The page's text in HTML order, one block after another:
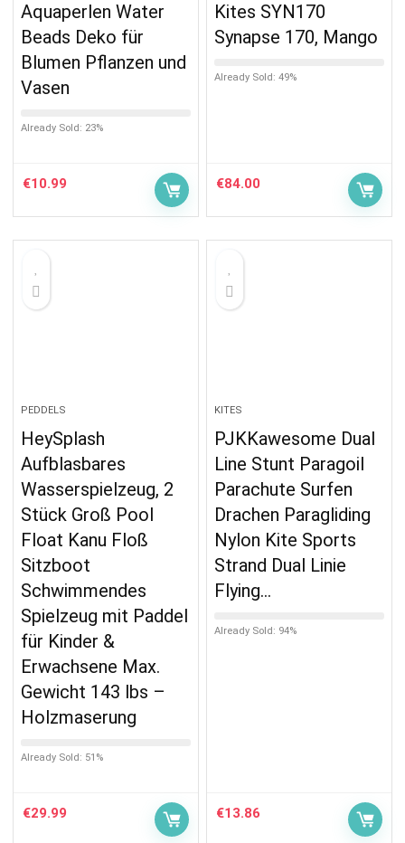
Aquaperlen Water
Beads Deko für
Blumen Pflanzen und
Vasen
Already Sold: 23%
€10.99
Kites SYN170
Synapse 170, Mango
Already Sold: 49%
€84.00
PEDDELS
HeySplash
Aufblasbares
Wasserspielzeug, 2
Stück Groß Pool
Float Kanu Floß
Sitzboot
Schwimmendes
Spielzeug mit Paddel
für Kinder &
Erwachsene Max.
Gewicht 143 lbs –
Holzmaserung
Already Sold: 51%
€29.99
KITES
PJKKawesome Dual
Line Stunt Paragoil
Parachute Surfen
Drachen Paragliding
Nylon Kite Sports
Strand Dual Linie
Flying…
Already Sold: 94%
€13.86